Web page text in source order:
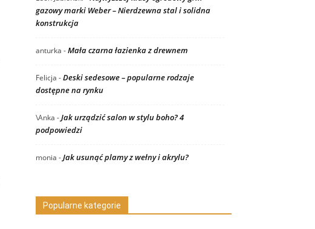
gazowy marki Weber – Nierdzewna stal i solidna
konstrukcja
anturka -Mała czarna łazienka z drewnem
Felicja -Deski sedesowe – popularne rodzaje
dostępne na rynku
\Anka -Jak urządzić salon w stylu boho? 4
podpowiedzi
monia -Jak usunąć plamy z wełny i akrylu?
Popularne kategorie